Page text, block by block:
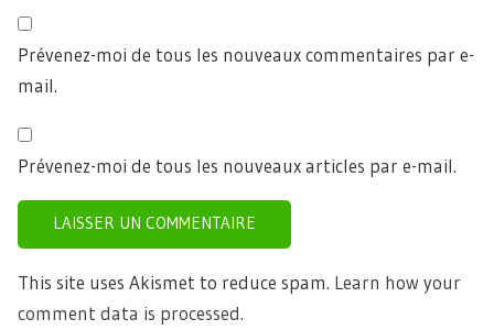
Prévenez-moi de tous les nouveaux commentaires par e-
mail.
Prévenez-moi de tous les nouveaux articles par e-mail.
This site uses Akismet to reduce spam. Learn how your
comment data is processed.